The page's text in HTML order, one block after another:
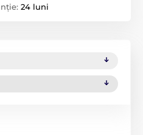
24 luni